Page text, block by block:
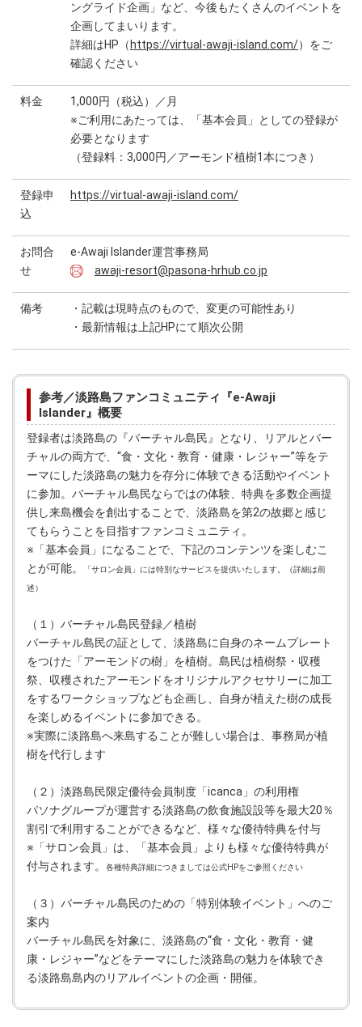
ングライド企画」など、今後もたくさんのイベントを
企画してまいります。
詳細はHP（ https://virtual-awaji-island.com/）をご
確認ください
料金
1,000円（税込）／月
※ご利用にあたっては、「基本会員」としての登録が
必要となります
（登録料：3,000円／アーモンド植樹1本につき）
登録申
込
https://virtual-awaji-island.com/
お問合
せ
e-Awaji Islander運営事務局
awaji-resort@pasona-hrhub.co.jp
備考
・記載は現時点のもので、変更の可能性あり
・最新情報は上記HPにて順次公開
参考／淡路島ファンコミュニティ『e-Awaji
Islander』概要
登録者は淡路島の『バーチャル島民』となり、リアルとバー
チャルの両方で、“食・文化・教育・健康・レジャー”等をテ
ーマにした淡路島の魅力を存分に体験できる活動やイベント
に参加。バーチャル島民ならではの体験、特典を多数企画提
供し来島機会を創出することで、淡路島を第2の故郷と感じ
てもらうことを目指すファンコミュニティ。
※「基本会員」になることで、下記のコンテンツを楽しむこ
とが可能。
「サロン会員」には特別なサービスを提供いたします。（詳細は前
述）
（１）バーチャル島民登録／植樹
バーチャル島民の証として、淡路島に自身のネームプレート
をつけた「アーモンドの樹」を植樹。島民は植樹祭・収穫
祭、収穫されたアーモンドをオリジナルアクセサリーに加工
をするワークショップなども企画し、自身が植えた樹の成長
を楽しめるイベントに参加できる。
※実際に淡路島へ来島することが難しい場合は、事務局が植
樹を代行します
（２）淡路島民限定優待会員制度「icanca」の利用権
パソナグループが運営する淡路島の飲食施設設等を最大20％
割引で利用することができるなど、様々な優待特典を付与
※「サロン会員」は、「基本会員」よりも様々な優待特典が
付与されます。
各種特典詳細につきましては公式HPをご参照ください
（３）バーチャル島民のための「特別体験イベント」へのご
案内
バーチャル島民を対象に、淡路島の“食・文化・教育・健
康・レジャー”などをテーマにした淡路島の魅力を体験でき
る淡路島島内のリアルイベントの企画・開催。